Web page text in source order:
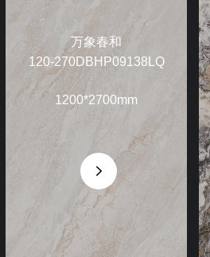
万象春和
120-270DBHP09138LQ
1200*2700mm